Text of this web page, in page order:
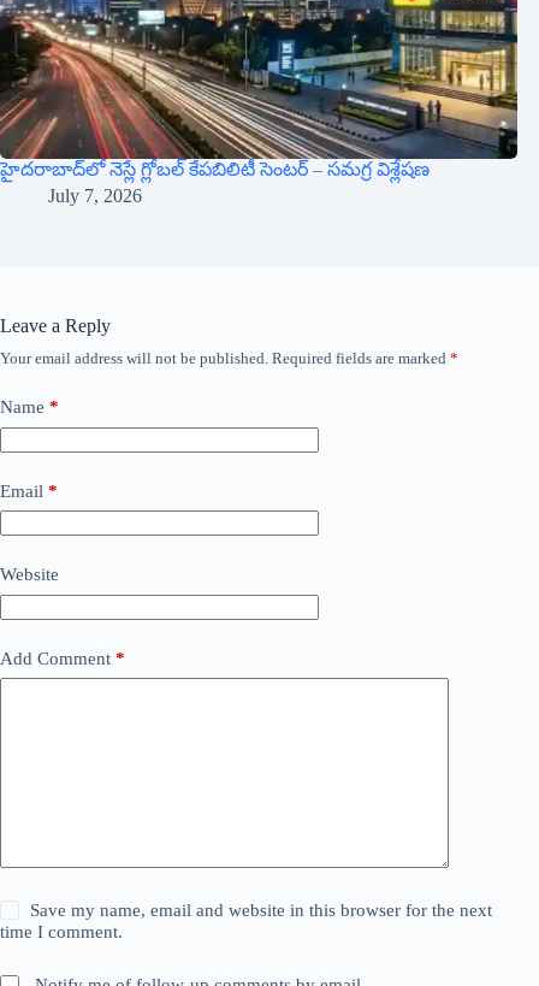
హైదరాబాద్‌లో నెస్లే గ్లోబల్ కేపబిలిటీ సెంటర్ – సమగ్ర విశ్లేషణ
July 7, 2026
Leave a Reply
Your email address will not be published. Required fields are marked *
Name *
Email *
Website
Add Comment *
Save my name, email and website in this browser for the next
time I comment.